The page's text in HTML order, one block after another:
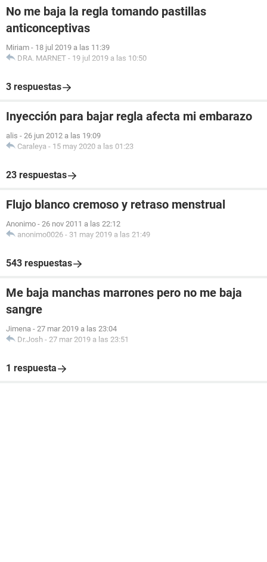
No me baja la regla tomando pastillas
anticonceptivas
Miriam - 18 jul 2019 a las 11:39
DRA. MARNET - 19 jul 2019 a las 10:50
3 respuestas
Inyección para bajar regla afecta mi embarazo
alis - 26 jun 2012 a las 19:09
Caraleya - 15 may 2020 a las 01:23
23 respuestas
Flujo blanco cremoso y retraso menstrual
Anonimo - 26 nov 2011 a las 22:12
anonimo0026 - 31 may 2019 a las 21:49
543 respuestas
Me baja manchas marrones pero no me baja
sangre
Jimena - 27 mar 2019 a las 23:04
Dr.Josh - 27 mar 2019 a las 23:51
1 respuesta